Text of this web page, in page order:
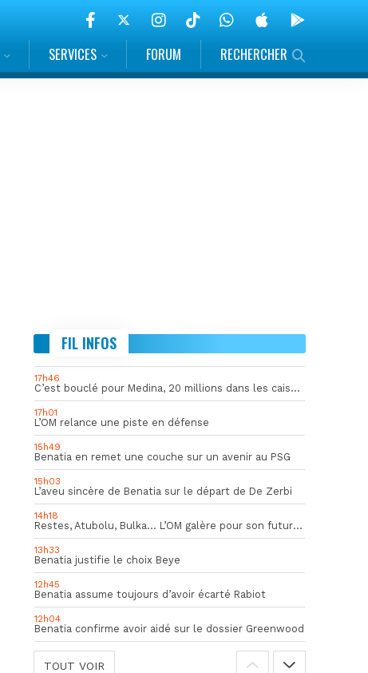
SERVICES FORUM RECHERCHER
FIL INFOS
17h46
C’est bouclé pour Medina, 20 millions dans les caisses de l’OM
17h01
L’OM relance une piste en défense
15h49
Benatia en remet une couche sur un avenir au PSG
15h03
L’aveu sincère de Benatia sur le départ de De Zerbi
14h18
Restes, Atubolu, Bulka… L’OM galère pour son futur gardien numéro 1
13h33
Benatia justifie le choix Beye
12h45
Benatia assume toujours d’avoir écarté Rabiot
12h04
Benatia confirme avoir aidé sur le dossier Greenwood
TOUT VOIR